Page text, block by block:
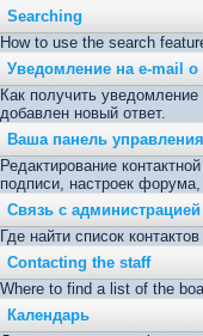
Searching
How to use the search
Уведомление на е-mail
Как получить
добавлен новый ответ.
Ваша панель
Редактирование
подписи, настроек
Связь с администрацией
Где найти список
Contacting the staff
Where to find a list of the
Календарь